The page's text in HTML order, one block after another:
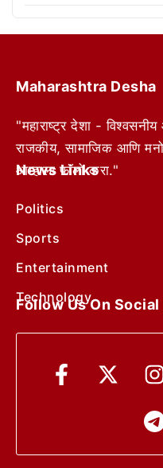
Maharashtra Desha
"महाराष्ट्र देशा -
राजकीय, सामाजिक आणि
आम्हाला फॉलो करा."
News Links
Politics
Sports
Entertainment
Technology
Follow Us On Social